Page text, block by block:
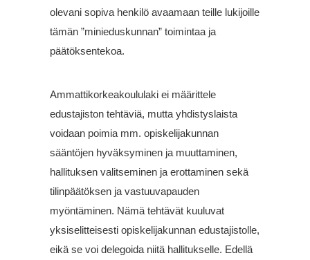
olevani sopiva henkilö avaamaan teille lukijoille
tämän ”minieduskunnan” toimintaa ja
päätöksentekoa.
Ammattikorkeakoululaki ei määrittele
edustajiston tehtäviä, mutta yhdistyslaista
voidaan poimia mm. opiskelijakunnan
sääntöjen hyväksyminen ja muuttaminen,
hallituksen valitseminen ja erottaminen sekä
tilinpäätöksen ja vastuuvapauden
myöntäminen. Nämä tehtävät kuuluvat
yksiselitteisesti opiskelijakunnan edustajistolle,
eikä se voi delegoida niitä hallitukselle. Edellä